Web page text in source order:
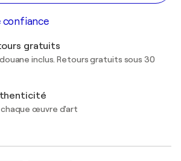
confiance
gratuits
inclus. Retours gratuits sous 30
œuvre d'art